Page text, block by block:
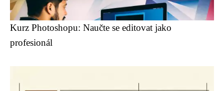
Kurz Photoshopu: Naučte se editovat jako
profesionál